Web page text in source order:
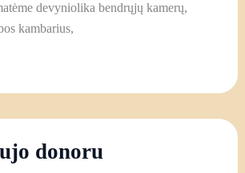
devyniolika bendrųjų kamerų,
kambarius,
donoru